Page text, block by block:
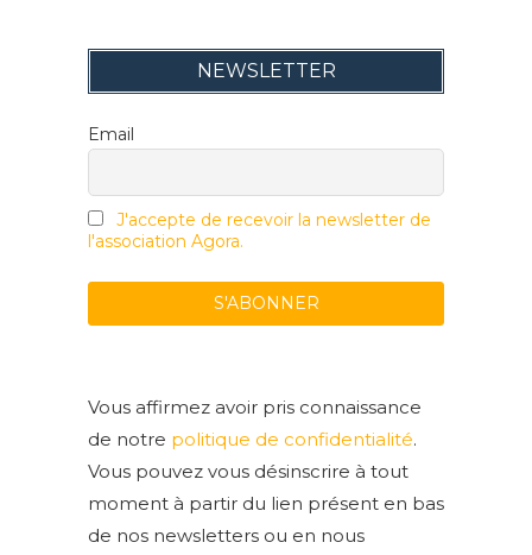
NEWSLETTER
Email
J'accepte de recevoir la newsletter de
l'association Agora.
Vous affirmez avoir pris connaissance
de notre politique de confidentialité.
Vous pouvez vous désinscrire à tout
moment à partir du lien présent en bas
de nos newsletters ou en nous